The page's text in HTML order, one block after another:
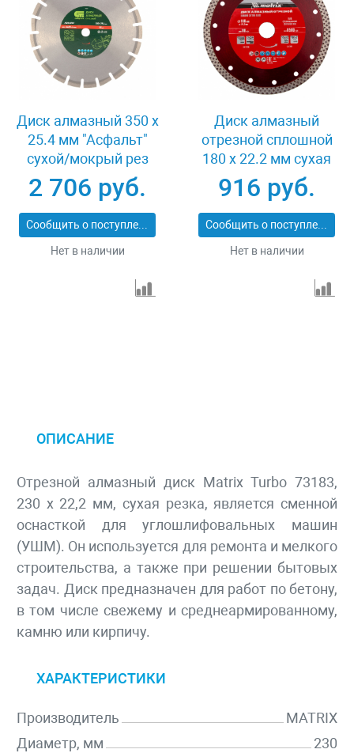
Диск алмазный 350 х
25.4 мм "Асфальт"
сухой/мокрый рез
Сибртех 731013
2 706 руб.
Сообщить о поступлении
Нет в наличии
Диск алмазный
отрезной сплошной
180 х 22.2 мм сухая
резка Matrix
Professional 73128
916 руб.
Сообщить о поступлении
Нет в наличии
ОПИСАНИЕ
Отрезной алмазный диск Matrix Turbo 73183,
230 х 22,2 мм, сухая резка, является сменной
оснасткой для углошлифовальных машин
(УШМ). Он используется для ремонта и мелкого
строительства, а также при решении бытовых
задач. Диск предназначен для работ по бетону,
в том числе свежему и среднеармированному,
камню или кирпичу.
ХАРАКТЕРИСТИКИ
Производитель
MATRIX
Диаметр, мм
230